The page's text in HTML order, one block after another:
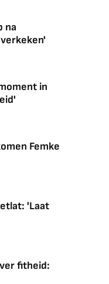
na
in
Femke
'Laat
fitheid: